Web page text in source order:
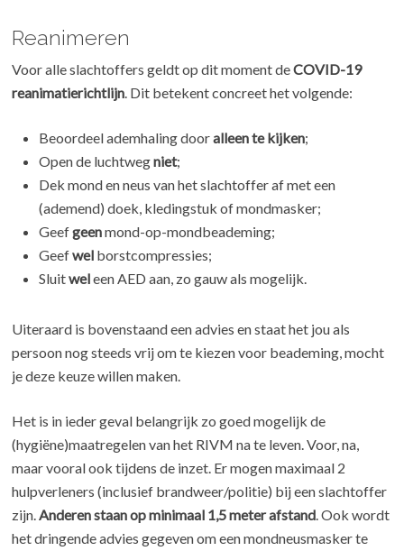
Reanimeren
Voor alle slachtoffers geldt op dit moment deCOVID-19
reanimatierichtlijn. Dit betekent concreet het volgende:
Beoordeel ademhaling dooralleen te kijken;
Open de luchtwegniet;
Dek mond en neus van het slachtoffer af met een
(ademend) doek, kledingstuk of mondmasker;
Geefgeenmond-op-mondbeademing;
Geefwel borstcompressies;
Sluitweleen AED aan, zo gauw als mogelijk.
Uiteraard is bovenstaand een advies en staat het jou als
persoon nog steeds vrij om te kiezen voor beademing, mocht
je deze keuze willen maken.
Het is in ieder geval belangrijk zo goed mogelijk de
(hygiëne)maatregelen van het RIVM na te leven. Voor, na,
maar vooral ook tijdens de inzet. Er mogen maximaal 2
hulpverleners (inclusief brandweer/politie) bij een slachtoffer
zijn.Anderen staan op minimaal 1,5 meter afstand. Ook wordt
het dringende advies gegeven om een mondneusmasker te